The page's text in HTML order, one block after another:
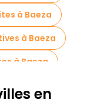
à Baeza
à Baeza
à Baeza
à Baeza
en